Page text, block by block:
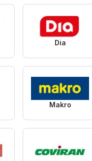
Dia
Makro